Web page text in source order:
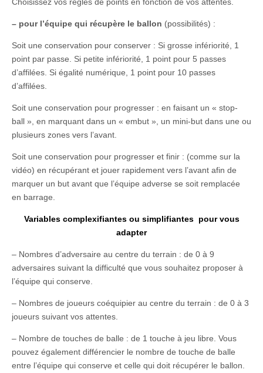
– pour l’équipe qui récupère le ballon (possibilités) :
Soit une conservation pour conserver : Si grosse infériorité, 1
point par passe. Si petite infériorité, 1 point pour 5 passes
d’affilées. Si égalité numérique, 1 point pour 10 passes
d’affilées.
Soit une conservation pour progresser : en faisant un « stop-
ball », en marquant dans un « embut », un mini-but dans une ou
plusieurs zones vers l’avant.
Soit une conservation pour progresser et finir : (comme sur la
vidéo) en récupérant et jouer rapidement vers l’avant afin de
marquer un but avant que l’équipe adverse se soit remplacée
en barrage.
Variables complexifiantes ou simplifiantes pour vous
adapter
– Nombres d’adversaire au centre du terrain : de 0 à 9
adversaires suivant la difficulté que vous souhaitez proposer à
l’équipe qui conserve.
– Nombres de joueurs coéquipier au centre du terrain : de 0 à 3
joueurs suivant vos attentes.
– Nombre de touches de balle : de 1 touche à jeu libre. Vous
pouvez également différencier le nombre de touche de balle
entre l’équipe qui conserve et celle qui doit récupérer le ballon.